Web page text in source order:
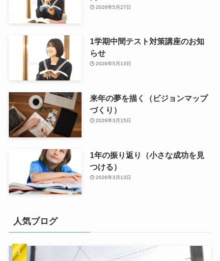
2026年5月27日
1学期中間テスト対策講座のお知
らせ
2026年5月13日
来年の夢を描く（ビジョンマップ
づくり）
2026年3月15日
1年の振り返り（小さな成功を見
つける）
2026年3月13日
人気ブログ